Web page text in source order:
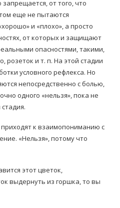
от того, что
еще не пытаются
и «плохо», а просто
от которых и защищают
опасностями, такими,
розеток и т. п. На этой стадии
условного рефлекса. Но
непосредственно с болью,
одного «нельзя», пока не
к взаимопониманию с
«Нельзя», потому что
этот цветок,
выдернуть из горшка, то вы